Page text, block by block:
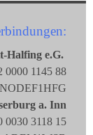
Halfing e.G.
1145 88
a. Inn
3118 15